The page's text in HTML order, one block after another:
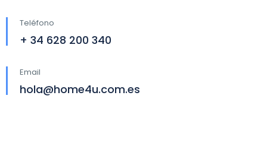
Teléfono
+ 34 628 200 340
Email
hola@home4u.com.es